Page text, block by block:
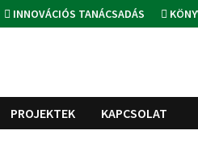
INNOVÁCIÓS TANÁCSADÁS
PROJEKTEK KAPCSOLAT